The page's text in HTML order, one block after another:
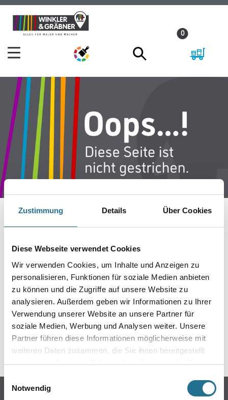
Zustimmung Details Über Cookies
Diese Webseite verwendet Cookies
Wir verwenden Cookies, um Inhalte und Anzeigen zu
personalisieren, Funktionen für soziale Medien anbieten
zu können und die Zugriffe auf unsere Website zu
analysieren. Außerdem geben wir Informationen zu Ihrer
Verwendung unserer Website an unsere Partner für
soziale Medien, Werbung und Analysen weiter. Unsere
Partner führen diese Informationen möglicherweise mit
weiteren Daten zusammen, die Sie ihnen bereitgestellt
haben oder die sie im Rahmen Ihrer Nutzung der Dienste
Einwilligungsauswahl
Notwendig
Zum
Inhalt
Zum
Navigationsmenü
0
IST AUFGETRETEN
Keine Sorge, wir pinseln schon an der Lösung und
werden das Problem so schnell wie möglich beheben.
Erkunden Sie in der Zwischenzeit unseren Online-Shop
und lassen Sie sich inspirieren.
ZURÜCK ZUM ONLINE-SHOP
Online-Shop